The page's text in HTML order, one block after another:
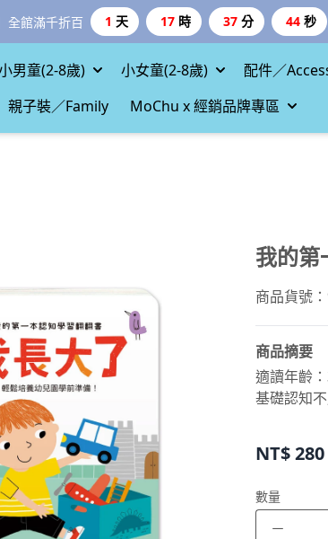
全館滿千折百 1 天 17 時 37 分 43 秒
男童(2-8歲) 小女童(2-8歲)
配件／
親子裝／Family MoChu x 經銷品牌專區
我的第
商品貨號
商品摘要
適讀年齡
基礎認知
NT$280
數量
－